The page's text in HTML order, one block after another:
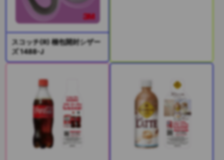
スコッチ(R) 梱包開封シザー
ズ 1488-J